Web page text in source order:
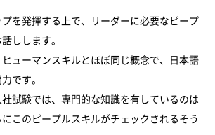
を発揮する上で、リーダーに必要なピープ
しします。
ヒューマンスキルとほぼ同じ概念で、日本語
です。
社試験では、専門的な知識を有しているのは
このピープルスキルがチェックされるそう